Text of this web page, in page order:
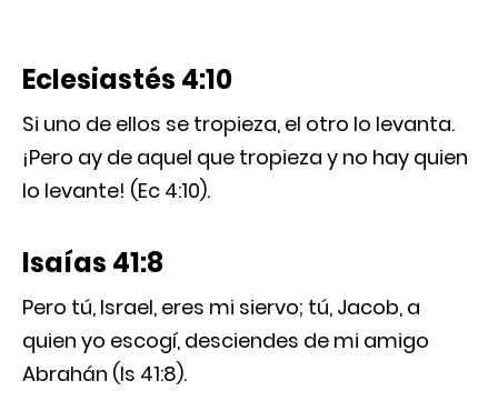
Eclesiastés 4:10
Si uno de ellos se tropieza, el otro lo levanta.
¡Pero ay de aquel que tropieza y no hay quien
lo levante! (Ec 4:10).
Isaías 41:8
Pero tú, Israel, eres mi siervo; tú, Jacob, a
quien yo escogí, desciendes de mi amigo
Abrahán (Is 41:8).